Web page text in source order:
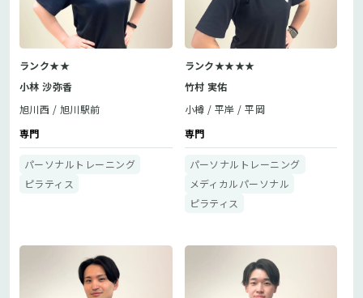
ランク★★
小林 沙弥香
旭川西
旭川駅前
専門
パーソナルトレーニング
ピラティス
ランク★★★★
竹村 実佑
小樽
平岸
平岡
専門
パーソナルトレーニング
メディカルパーソナル
ピラティス